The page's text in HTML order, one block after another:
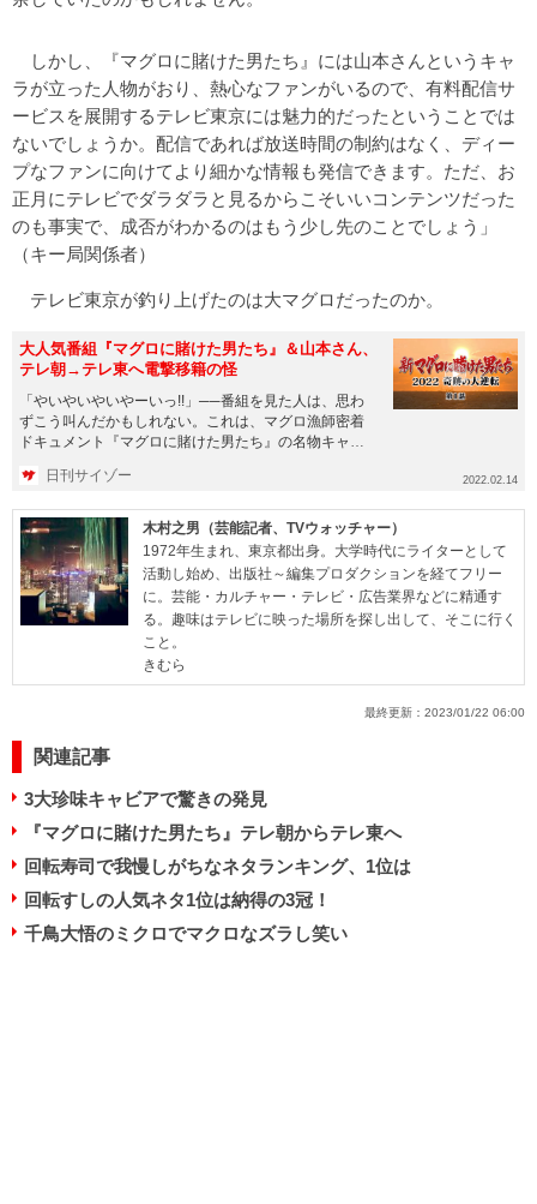
しかし、『マグロに賭けた男たち』には山本さんというキャ
ラが立った人物がおり、熱心なファンがいるので、有料配信サ
ービスを展開するテレビ東京には魅力的だったということでは
ないでしょうか。配信であれば放送時間の制約はなく、ディー
プなファンに向けてより細かな情報も発信できます。ただ、お
正月にテレビでダラダラと見るからこそいいコンテンツだった
のも事実で、成否がわかるのはもう少し先のことでしょう」
（キー局関係者）
テレビ東京が釣り上げたのは大マグロだったのか。
大人気番組『マグロに賭けた男たち』＆山本さん、
テレ朝→テレ東へ電撃移籍の怪
「やいやいやいやーいっ!!」──番組を見た人は、思わ
ずこう叫んだかもしれない。これは、マグロ漁師密着
ドキュメント『マグロに賭けた男たち』の名物キャラ
日刊サイゾー 2022.02.14
木村之男（芸能記者、TVウォッチャー）
1972年生まれ、東京都出身。大学時代にライターとして
活動し始め、出版社～編集プロダクションを経てフリー
に。芸能・カルチャー・テレビ・広告業界などに精通す
る。趣味はテレビに映った場所を探し出して、そこに行く
こと。
きむら
最終更新： 2023/01/22 06:00
関連記事
3大珍味キャビアで驚きの発見
『マグロに賭けた男たち』テレ朝からテレ東へ
回転寿司で我慢しがちなネタランキング、1位は
回転すしの人気ネタ1位は納得の3冠！
千鳥大悟のミクロでマクロなズラし笑い